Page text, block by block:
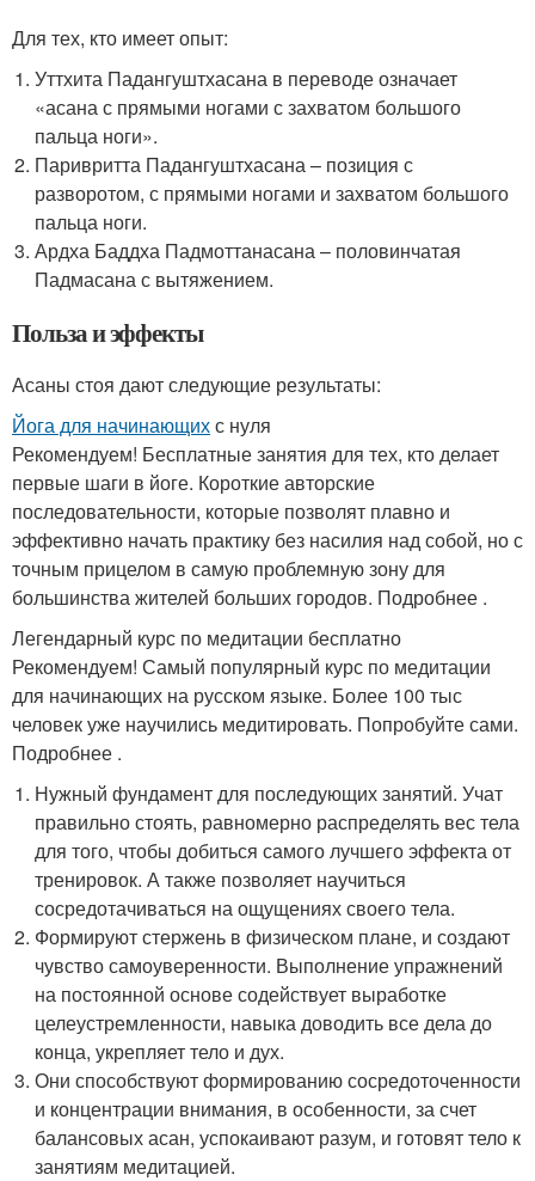
Для тех, кто имеет опыт:
Уттхита Падангуштхасана в переводе означает
«асана с прямыми ногами с захватом большого
пальца ноги».
Паривритта Падангуштхасана – позиция с
разворотом, с прямыми ногами и захватом большого
пальца ноги.
Ардха Баддха Падмоттанасана – половинчатая
Падмасана с вытяжением.
Польза и эффекты
Асаны стоя дают следующие результаты:
Йога для начинающихс нуля
Рекомендуем! Бесплатные занятия для тех, кто делает
первые шаги в йоге. Короткие авторские
последовательности, которые позволят плавно и
эффективно начать практику без насилия над собой, но с
точным прицелом в самую проблемную зону для
большинства жителей больших городов. Подробнее .
Легендарный курс по медитации бесплатно
Рекомендуем! Самый популярный курс по медитации
для начинающих на русском языке. Более 100 тыс
человек уже научились медитировать. Попробуйте сами.
Подробнее .
Нужный фундамент для последующих занятий. Учат
правильно стоять, равномерно распределять вес тела
для того, чтобы добиться самого лучшего эффекта от
тренировок. А также позволяет научиться
сосредотачиваться на ощущениях своего тела.
Формируют стержень в физическом плане, и создают
чувство самоуверенности. Выполнение упражнений
на постоянной основе содействует выработке
целеустремленности, навыка доводить все дела до
конца, укрепляет тело и дух.
Они способствуют формированию сосредоточенности
и концентрации внимания, в особенности, за счет
балансовых асан, успокаивают разум, и готовят тело к
занятиям медитацией.